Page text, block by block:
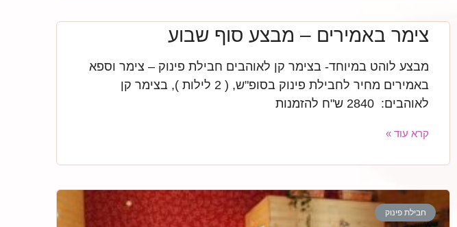
צימר באמירים – מבצע סוף שבוע
מבצע לוהט במיוחד- בצימר קן לאוהבים חבילת פינוק – צימר וספא
באמירים מחיר לחבילת פינוק בסופ"ש, ( 2 לילות ), בצימר קן
לאוהבים: 2840 ש"ח להזמנות
קרא עוד »
חבילת פינוק